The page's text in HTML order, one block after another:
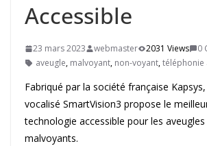
Accessible
23 mars 2023 webmaster 2031 Views
0
aveugle, malvoyant, non-voyant,téléphonie
Fabriqué par la société française
vocalisé SmartVision3 propose le
technologie accessible pour les
malvoyants.